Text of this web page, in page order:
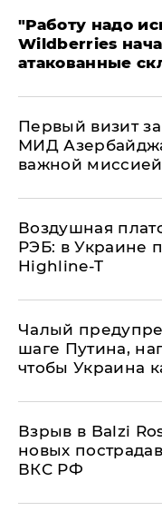
"Работу надо
Wildberries
атакованные
Первый визит
МИД
важной миссией
Воздушная
РЭБ: в Украине
Highline-T
Чалый
шаге Путина,
чтобы Украина
Взрыв в Balzi
новых
ВКС РФ